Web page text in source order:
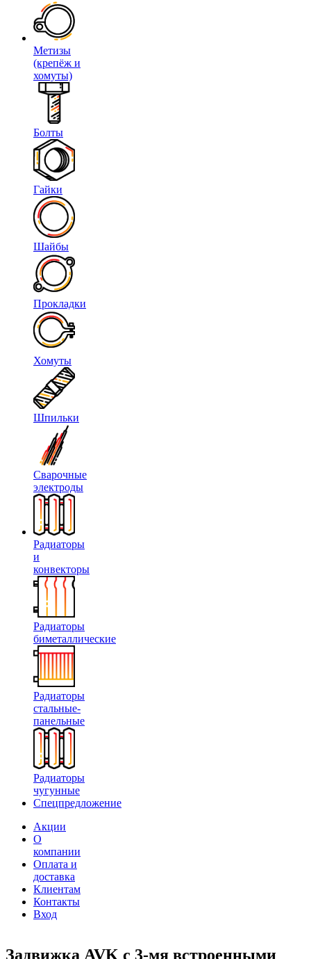
Метизы
(крепёж и
хомуты)
Болты
Гайки
Шайбы
Прокладки
Хомуты
Шпильки
Сварочные
электроды
Радиаторы
и
конвекторы
Радиаторы
биметаллические
Радиаторы
стальные-
панельные
Радиаторы
чугунные
Спецпредложение
Акции
О
компании
Оплата и
доставка
Клиентам
Контакты
Вход
Задвижка AVK с 3-мя встроенными